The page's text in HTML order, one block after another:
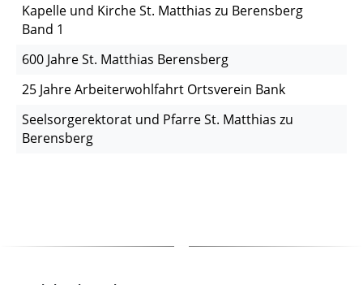
Kapelle und Kirche St. Matthias zu Berensberg
Band 1
600 Jahre St. Matthias Berensberg
25 Jahre Arbeiterwohlfahrt Ortsverein Bank
Seelsorgerektorat und Pfarre St. Matthias zu
Berensberg